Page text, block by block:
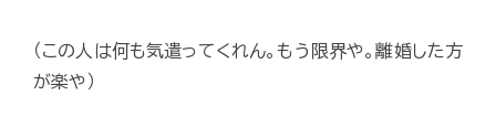
（この人は何も気遣ってくれん。もう限界や。離婚した方
が楽や）